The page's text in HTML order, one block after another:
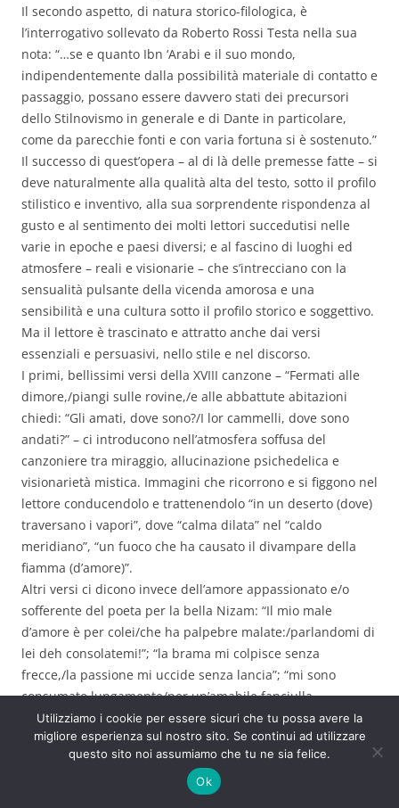
Il secondo aspetto, di natura storico-filologica, è
l’interrogativo sollevato da Roberto Rossi Testa nella sua
nota: “…se e quanto Ibn ‘Arabi e il suo mondo,
indipendentemente dalla possibilità materiale di contatto e
passaggio, possano essere davvero stati dei precursori
dello Stilnovismo in generale e di Dante in particolare,
come da parecchie fonti e con varia fortuna si è sostenuto.”
Il successo di quest’opera – al di là delle premesse fatte – si
deve naturalmente alla qualità alta del testo, sotto il profilo
stilistico e inventivo, alla sua sorprendente rispondenza al
gusto e al sentimento dei molti lettori succedutisi nelle
varie in epoche e paesi diversi; e al fascino di luoghi ed
atmosfere – reali e visionarie – che s’intrecciano con la
sensualità pulsante della vicenda amorosa e una
sensibilità e una cultura sotto il profilo storico e soggettivo.
Ma il lettore è trascinato e attratto anche dai versi
essenziali e persuasivi, nello stile e nel discorso.
I primi, bellissimi versi della XVIII canzone – “Fermati alle
dimore,/piangi sulle rovine,/e alle abbattute abitazioni
chiedi: “Gli amati, dove sono?/I lor cammelli, dove sono
andati?” – ci introducono nell’atmosfera soffusa del
canzoniere tra miraggio, allucinazione psichedelica e
visionarietà mistica. Immagini che ricorrono e si figgono nel
lettore conducendolo e trattenendolo “in un deserto (dove)
traversano i vapori”, dove “calma dilata” nel “caldo
meridiano”, “un fuoco che ha causato il divampare della
fiamma (d’amore)”.
Altri versi ci dicono invece dell’amore appassionato e/o
sofferente del poeta per la bella Nizam: “Il mio male
d’amore è per colei/che ha palpebre malate:/parlandomi di
lei deh consolatemi!”; “la brama mi colpisce senza
frecce,/la passione mi uccide senza lancia”; “mi sono
consumato lungamente/per un’amabile fanciulla,
adorna/di prosa e di poesia.” L’amata ci viene descritta a
volte con qualità o tratti che presumiamo reali, altre volte
in modo trasfigurato, o per metafora: “dotta nell’arte di
parlar dal pulpito,/dotata di favella ricca e chiara”; “le sue
Utilizziamo i cookie per essere sicuri che tu possa avere la
migliore esperienza sul nostro sito. Se continui ad utilizzare
questo sito noi assumiamo che tu ne sia felice.
Ok